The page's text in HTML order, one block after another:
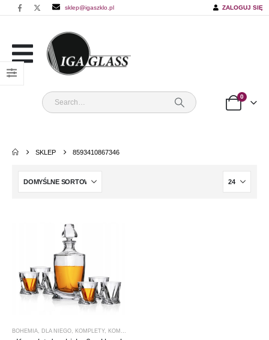
sklep@igaszklo.pl ZALOGUJ SIĘ
0
SKLEP 8593410867346
BOHEMIA, DLA NIEGO, KOMPLETY, KOMPLETY DO WHISKY